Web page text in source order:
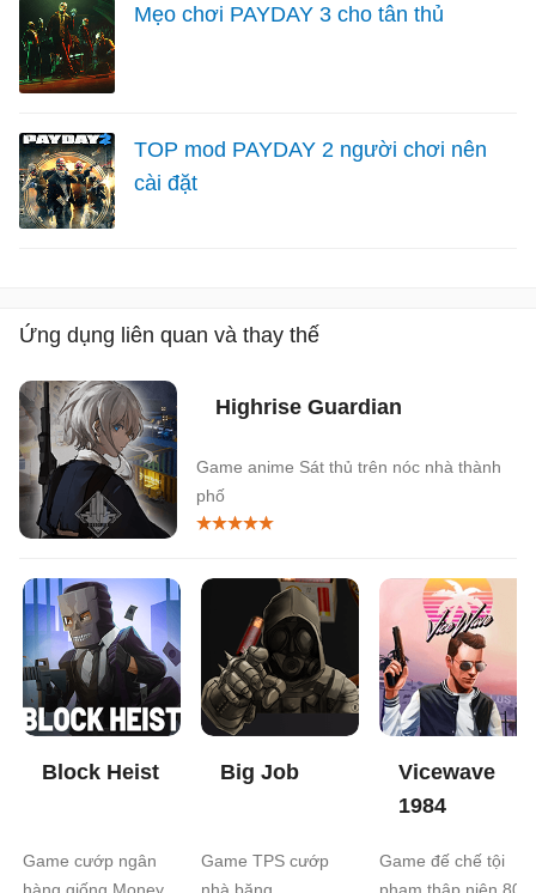
Mẹo chơi PAYDAY 3 cho tân thủ
TOP mod PAYDAY 2 người chơi nên
cài đặt
Ứng dụng liên quan và thay thế
Highrise Guardian
Game anime Sát thủ trên nóc nhà thành
phố
Block Heist
Game cướp ngân
hàng giống Money
Big Job
Game TPS cướp
nhà băng
Vicewave
1984
Game đế chế tội
phạm thập niên 80